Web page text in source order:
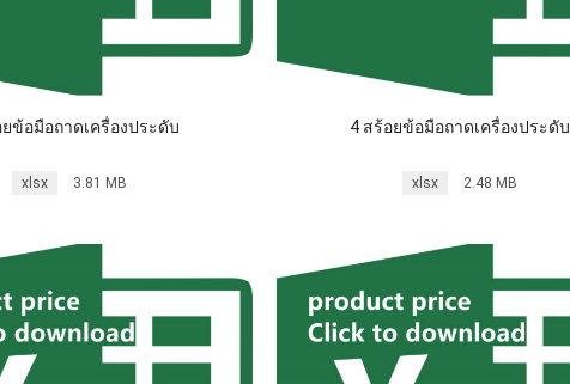
ข้อมือถาดเครื่องประดับ
xlsx 3.81 MB
4 สร้อยข้อมือถาดเครื่องประดับ
xlsx 2.48 MB